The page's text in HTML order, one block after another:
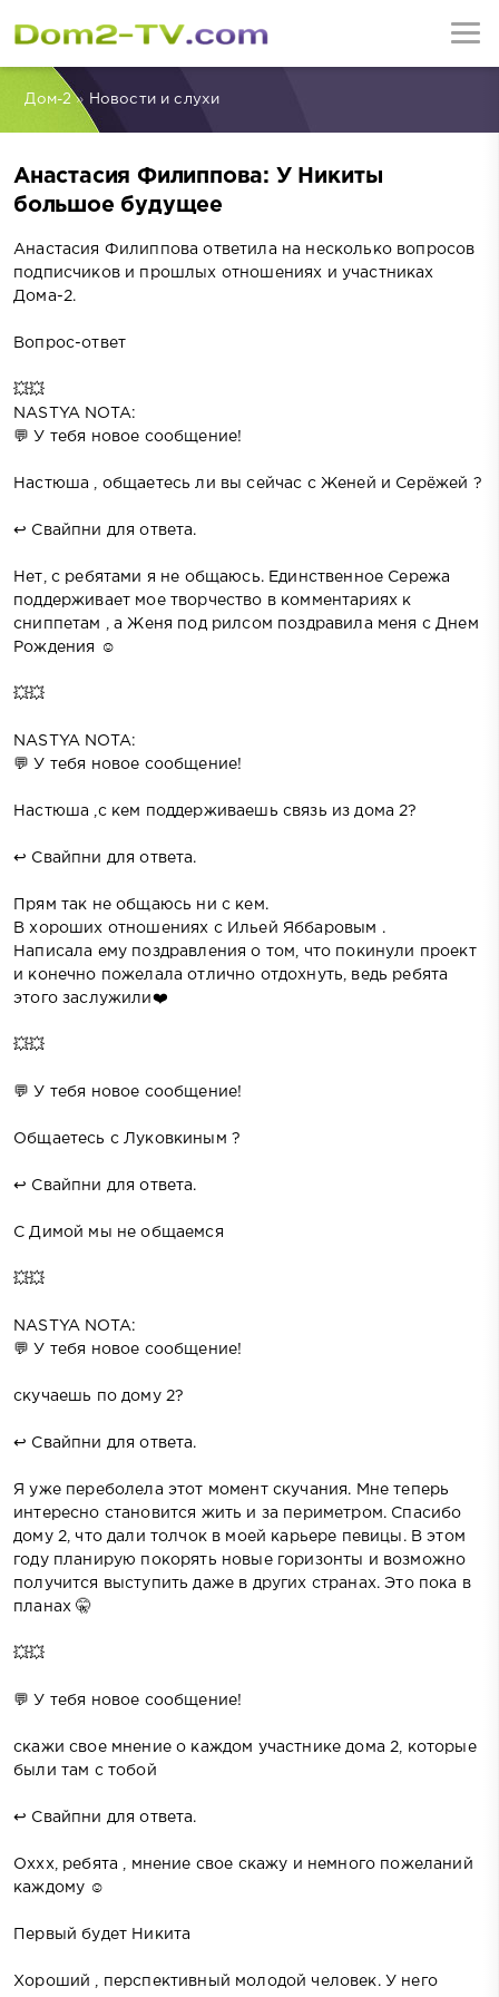
Дом-2» Новости и слухи
Анастасия Филиппова: У Никиты
большое будущее
Анастасия Филиппова ответила на несколько вопросов
подписчиков и прошлых отношениях и участниках
Дома-2.
Вопрос-ответ
💥💥
NASTYA NOTA:
💬 У тебя новое сообщение!
Настюша , общаетесь ли вы сейчас с Женей и Серёжей ?
↩️ Свайпни для ответа.
Нет, с ребятами я не общаюсь. Единственное Сережа
поддерживает мое творчество в комментариях к
сниппетам , а Женя под рилсом поздравила меня с Днем
Рождения ☺️
💥💥
NASTYA NOTA:
💬 У тебя новое сообщение!
Настюша ,с кем поддерживаешь связь из дома 2?
↩️ Свайпни для ответа.
Прям так не общаюсь ни с кем.
В хороших отношениях с Ильей Яббаровым .
Написала ему поздравления о том, что покинули проект
и конечно пожелала отлично отдохнуть, ведь ребята
этого заслужили❤️
💥💥
💬 У тебя новое сообщение!
Общаетесь с Луковкиным ?
↩️ Свайпни для ответа.
С Димой мы не общаемся
💥💥
NASTYA NOTA:
💬 У тебя новое сообщение!
скучаешь по дому 2?
↩️ Свайпни для ответа.
Я уже переболела этот момент скучания. Мне теперь
интересно становится жить и за периметром. Спасибо
дому 2, что дали толчок в моей карьере певицы. В этом
году планирую покорять новые горизонты и возможно
получится выступить даже в других странах. Это пока в
планах 🤫
💥💥
💬 У тебя новое сообщение!
скажи свое мнение о каждом участнике дома 2, которые
были там с тобой
↩️ Свайпни для ответа.
Оххх, ребята , мнение свое скажу и немного пожеланий
каждому ☺️
Первый будет Никита
Хороший , перспективный молодой человек. У него